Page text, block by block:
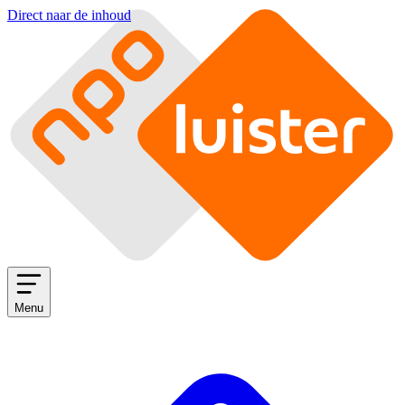
Direct naar de inhoud
Menu